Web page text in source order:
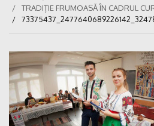
TRADIȚIE FRUMOASĂ ÎN CADRUL